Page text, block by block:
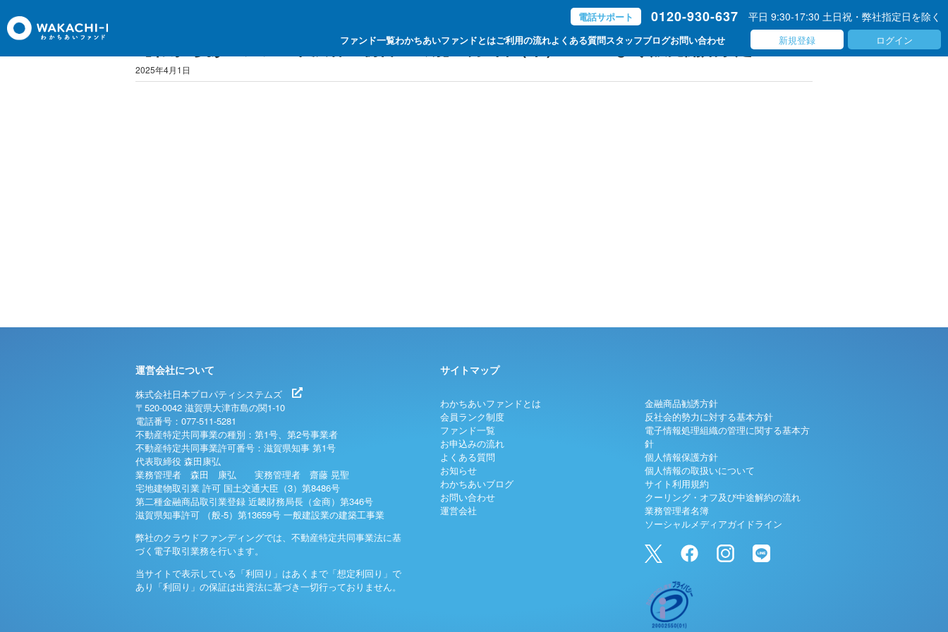
電話サポート 0120-930-637 平日 9:30-17:30 土日祝・弊社指定日を除く
ファンド一覧わかちあいファンドとはご利用の流れよくある質問スタッフブログお問い合わせ 新規登録 ログイン
【わかちあいファンド渋谷区初台PJ2期】4月3日（木）12：00より販売開始予定！
2025年4月1日
運営会社について
株式会社日本プロパティシステムズ
〒520-0042 滋賀県大津市島の関1-10
電話番号：077-511-5281
不動産特定共同事業の種別：第1号、第2号事業者
不動産特定共同事業許可番号：滋賀県知事 第1号
代表取締役 森田康弘
業務管理者 森田 康弘 実務管理者 齋藤 晃聖
宅地建物取引業 許可 国土交通大臣（3）第8486号
第二種金融商品取引業登録 近畿財務局長（金商）第346号
滋賀県知事許可 （般-5）第13659号 一般建設業の建築工事業
弊社のクラウドファンディングでは、不動産特定共同事業法に基
づく電子取引業務を行います。
当サイトで表示している「利回り」はあくまで「想定利回り」で
あり「利回り」の保証は出資法に基づき一切行っておりません。
サイトマップ
わかちあいファンドとは
会員ランク制度
ファンド一覧
お申込みの流れ
よくある質問
お知らせ
わかちあいブログ
お問い合わせ
運営会社
金融商品勧誘方針
反社会的勢力に対する基本方針
電子情報処理組織の管理に関する基本方
針
個人情報保護方針
個人情報の取扱いについて
サイト利用規約
クーリング・オフ及び中途解約の流れ
業務管理者名簿
ソーシャルメディアガイドライン